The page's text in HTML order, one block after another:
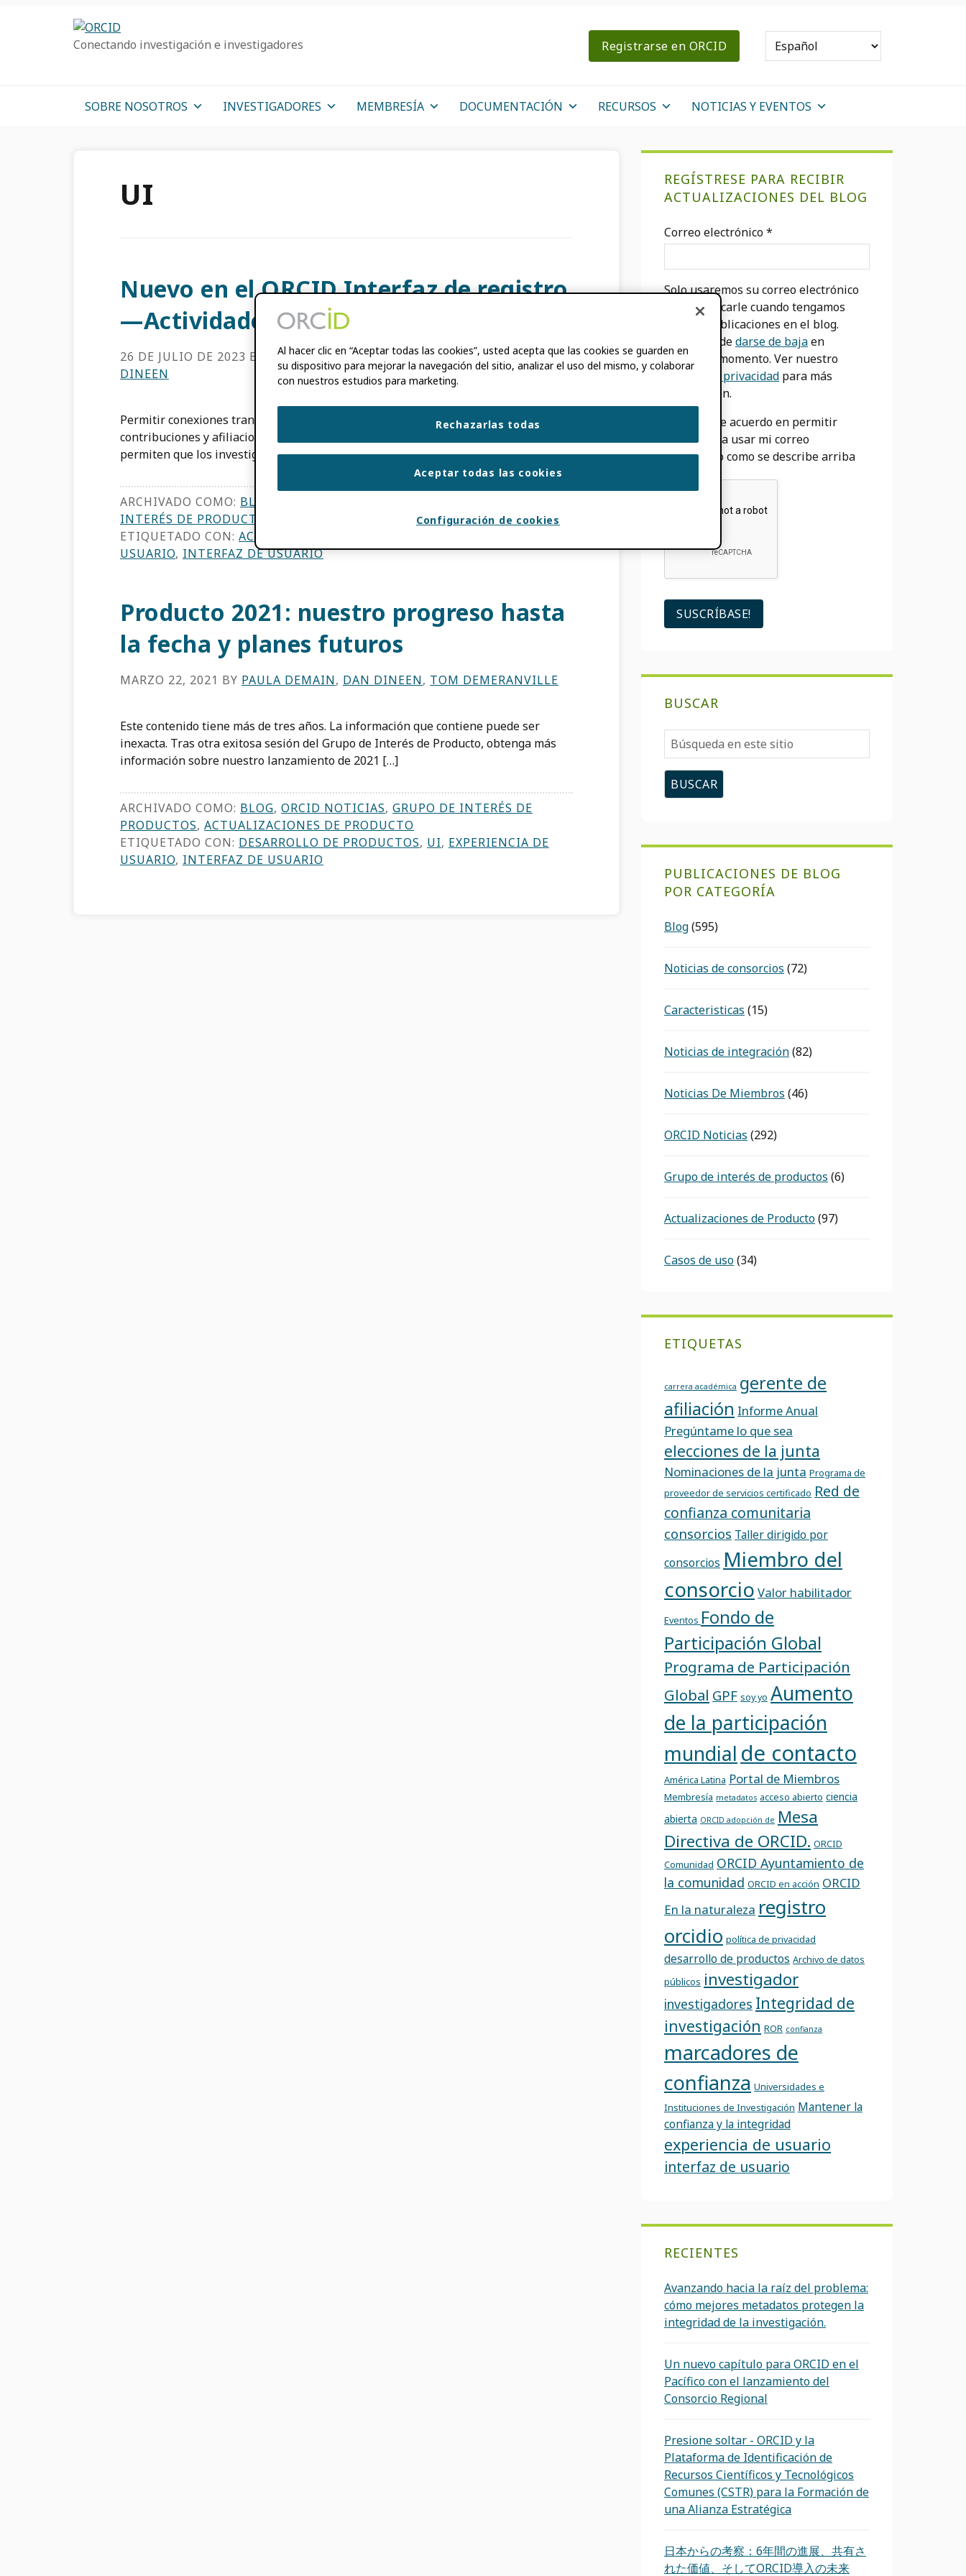
Conectando investigación e investigadores Registrarse en ORCID
SOBRE NOSOTROS INVESTIGADORES MEMBRESÍA DOCUMENTACIÓN RECURSOS NOTICIAS Y EVENTOS
UI
Nuevo en el ORCID Interfaz de registro
—Actividades profesionales
26 DE JULIO DE 2023 BY TOM DEMERANVILLE,PAULA DEMAIN,DAN
DINEEN
Permitir conexiones transparentes y confiables entre los investigadores y sus
contribuciones y afiliaciones está en el centro de ORCIDla misión Estas conexiones
permiten que los investigadores no solo sean reconocidos por […]
ARCHIVADO COMO: BLOG
INTERÉS DE PRODUCTOS
ACTUALIZACIONES DE PRODUCTO
ETIQUETADO CON: ACTIVIDADES PROFESIONALES
USUARIO, INTERFAZ DE USUARIO
Producto 2021: nuestro progreso hasta
la fecha y planes futuros
MARZO 22, 2021 BY PAULA DEMAIN, DAN DINEEN, TOM DEMERANVILLE
Este contenido tiene más de tres años. La información que contiene puede ser
inexacta. Tras otra exitosa sesión del Grupo de Interés de Producto, obtenga más
información sobre nuestro lanzamiento de 2021 […]
ARCHIVADO COMO: BLOG, ORCID NOTICIAS, GRUPO DE INTERÉS DE
PRODUCTOS, ACTUALIZACIONES DE PRODUCTO
ETIQUETADO CON: DESARROLLO DE PRODUCTOS, UI, EXPERIENCIA DE
USUARIO, INTERFAZ DE USUARIO
Barra
lateral
primaria
REGÍSTRESE PARA RECIBIR
ACTUALIZACIONES DEL BLOG
Correo electrónico*
Solo usaremos su correo electrónico
para notificarle cuando tengamos
nuevas publicaciones en el blog.
Usted puededarse de bajaen
cualquier momento. Ver nuestro
Política de privacidad para más
información.
Estoy de acuerdo en permitir
ORCID para usar mi correo
electrónico como se describe arriba
BUSCAR
Búsqueda
en
este
sitio
PUBLICACIONES DE BLOG
POR CATEGORÍA
Blog(595)
Noticias de consorcios (72)
Caracteristicas (15)
Noticias de integración(82)
Noticias De Miembros (46)
ORCID Noticias (292)
Grupo de interés de productos (6)
Actualizaciones de Producto(97)
Casos de uso(34)
ETIQUETAS
carrera académica gerente de
afiliación Informe Anual
Pregúntame lo que sea
elecciones de la junta
Nominaciones de la junta Programa de
proveedor de servicios certificado Red de
confianza comunitaria
consorcios Taller dirigido por
consorcios Miembro del
consorcio Valor habilitador
Eventos Fondo de
Participación Global
Programa de Participación
Global GPF soy yo Aumento
de la participación
mundial de contacto
América Latina Portal de Miembros
Membresía metadatos acceso abierto ciencia
abierta ORCID adopción de Mesa
Directiva de ORCID. ORCID
Comunidad ORCID Ayuntamiento de
la comunidad ORCID en acción ORCID
En la naturaleza registro
orcidio política de privacidad
desarrollo de productos Archivo de datos
públicos investigador
investigadores Integridad de
investigación ROR confianza
marcadores de
confianza Universidades e
Instituciones de Investigación Mantener la
confianza y la integridad
experiencia de usuario
interfaz de usuario
RECIENTES
Avanzando hacia la raíz del problema:
cómo mejores metadatos protegen la
integridad de la investigación.
Un nuevo capítulo para ORCID en el
Pacífico con el lanzamiento del
Consorcio Regional
Presione soltar - ORCID y la
Plataforma de Identificación de
Recursos Científicos y Tecnológicos
Comunes (CSTR) para la Formación de
una Alianza Estratégica
日本からの考察：6年間の進展、共有さ
れた価値、そしてORCID導入の未来
Al hacer clic en “Aceptar todas las cookies”, usted acepta que las cookies se guarden en
su dispositivo para mejorar la navegación del sitio, analizar el uso del mismo, y colaborar
con nuestros estudios para marketing.
Rechazarlas todas
Aceptar todas las cookies
Configuración de cookies